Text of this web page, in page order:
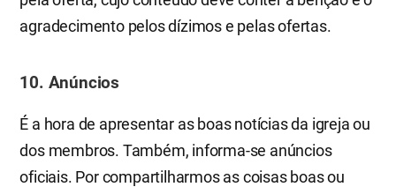
agradecimento pelos dízimos e pelas ofertas.
10. Anúncios
É a hora de apresentar as boas notícias da igreja ou
dos membros. Também, informa-se anúncios
oficiais. Por compartilharmos as coisas boas ou